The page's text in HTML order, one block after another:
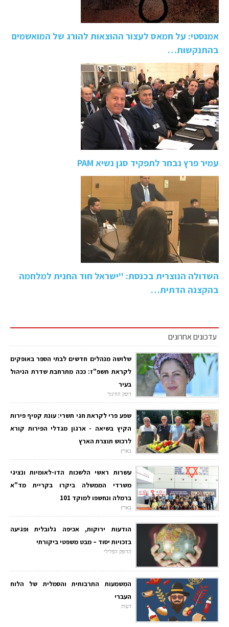
אמנסטי: על חמאס לעצור ההוצאות להורג של המואשמים
בהתנקשות…
עמיר פרץ נבחר לתפקיד סגן נשיא PAM
השדולה הנוצרית בכנסת: ''ישראל חוד החנית למלחמה
בהקצנה הדתית…
עדכונים אחרונים
שלושה מנהלים חדשים לבתי הספר באופקים
לקראת תשפ"ז: ככה מתרחבת שדרת הניהול
בעיר
דופק החינוך
שפע פרי לקראת חגי תשרי: עונת קטיף פירות
הקיץ בשיאה - ארגון מגדלי הפירות קורא
לרכוש תוצרת הארץ
בארץ
עשרות ראשי הלשכות הדו-לאומיות ונציגי
משרדי הממשלה ביקרו בקריית מד"א
ברמלה ונחשפו למוקד 101
בארץ
הודעות ירוקות, אכיפה גלובלית ופגיעה
בזכויות יסוד – מבט משפטי ביקורתי
הדופק הפלילי
המשמעות התרבותית והסמלית של הלוח
העברי
דעות